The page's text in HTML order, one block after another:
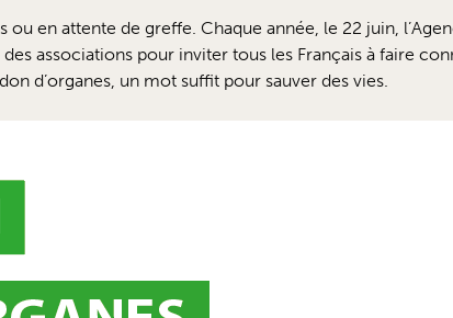
en attente de greffe. Chaque année, le 22 juin,
associations pour inviter tous les Français à faire
d’organes, un mot suffit pour sauver des vies.